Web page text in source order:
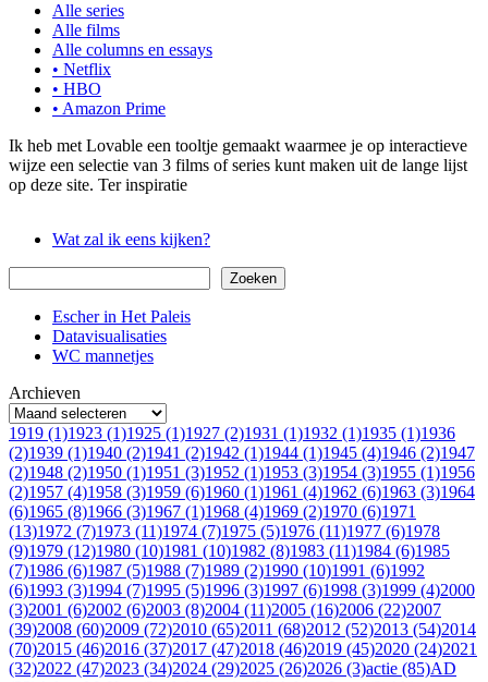
Alle series
Alle films
Alle columns en essays
• Netflix
• HBO
• Amazon Prime
Ik heb met Lovable een tooltje gemaakt waarmee je op interactieve
wijze een selectie van 3 films of series kunt maken uit de lange lijst
op deze site. Ter inspiratie
Wat zal ik eens kijken?
Zoeken
Escher in Het Paleis
Datavisualisaties
WC mannetjes
Archieven
1919 (1)1923 (1)1925 (1)1927 (2)1931 (1)1932 (1)1935 (1)1936
(2)1939 (1)1940 (2)1941 (2)1942 (1)1944 (1)1945 (4)1946 (2)1947
(2)1948 (2)1950 (1)1951 (3)1952 (1)1953 (3)1954 (3)1955 (1)1956
(2)1957 (4)1958 (3)1959 (6)1960 (1)1961 (4)1962 (6)1963 (3)1964
(6)1965 (8)1966 (3)1967 (1)1968 (4)1969 (2)1970 (6)1971
(13)1972 (7)1973 (11)1974 (7)1975 (5)1976 (11)1977 (6)1978
(9)1979 (12)1980 (10)1981 (10)1982 (8)1983 (11)1984 (6)1985
(7)1986 (6)1987 (5)1988 (7)1989 (2)1990 (10)1991 (6)1992
(6)1993 (3)1994 (7)1995 (5)1996 (3)1997 (6)1998 (3)1999 (4)2000
(3)2001 (6)2002 (6)2003 (8)2004 (11)2005 (16)2006 (22)2007
(39)2008 (60)2009 (72)2010 (65)2011 (68)2012 (52)2013 (54)2014
(70)2015 (46)2016 (37)2017 (47)2018 (46)2019 (45)2020 (24)2021
(32)2022 (47)2023 (34)2024 (29)2025 (26)2026 (3)actie (85)AD